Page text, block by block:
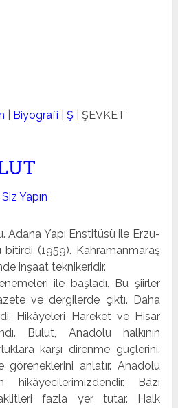
Biyografi |Ş |ŞEVKET
Yapın
Adana Yapı Enstitüsü ile Erzu­
bitirdi (1959). Kahramanmaraş
inşaat teknikeridir.
ile başladı. Bu şiirler
ve dergilerde çıktı. Daha
Hikâyeleri Hareket ve Hisar
Bulut, Anadolu halkının
karşı direnme güçlerini,
gö­reneklerini anlatır. Anadolu
hikâyecilerimizdendir. Bâzı
fazla yer tu­tar. Halk